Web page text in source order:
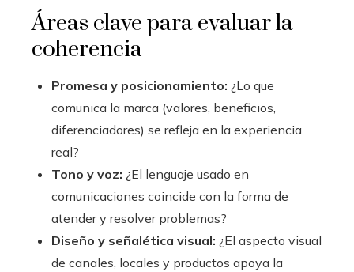
Áreas clave para evaluar la
coherencia
Promesa y posicionamiento: ¿Lo que
comunica la marca (valores, beneficios,
diferenciadores) se refleja en la experiencia
real?
Tono y voz: ¿El lenguaje usado en
comunicaciones coincide con la forma de
atender y resolver problemas?
Diseño y señalética visual: ¿El aspecto visual
de canales, locales y productos apoya la